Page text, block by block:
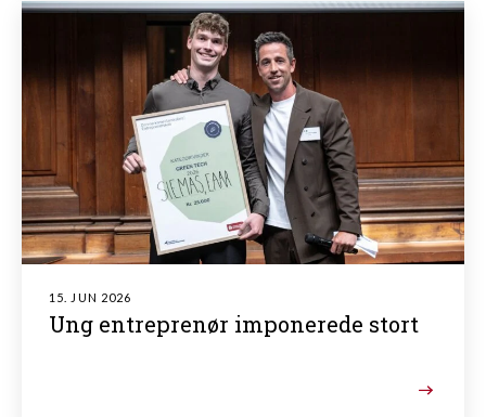
15. JUN 2026
Ung entreprenør imponerede stort